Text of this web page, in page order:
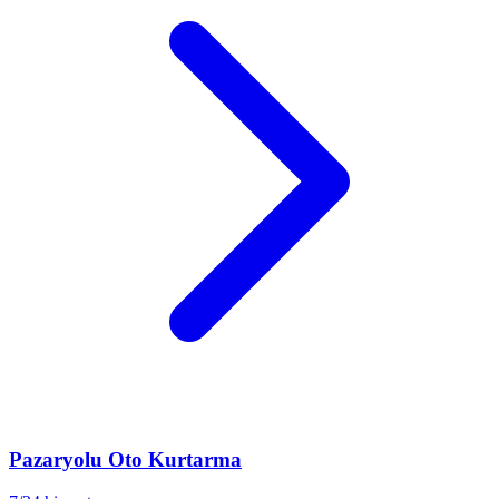
Pazaryolu Oto Kurtarma